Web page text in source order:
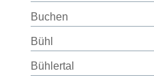
Buchen
Bühl
Bühlertal